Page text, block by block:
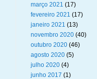
março 2021 (17)
fevereiro 2021 (17)
janeiro 2021 (13)
novembro 2020 (40)
outubro 2020 (46)
agosto 2020 (5)
julho 2020 (4)
junho 2017 (1)